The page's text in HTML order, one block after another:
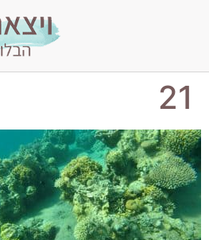
21